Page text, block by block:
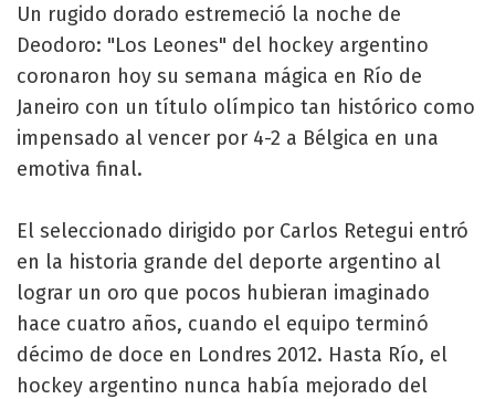
Un rugido dorado estremeció la noche de
Deodoro: "Los Leones" del hockey argentino
coronaron hoy su semana mágica en Río de
Janeiro con un título olímpico tan histórico como
impensado al vencer por 4-2 a Bélgica en una
emotiva final.
El seleccionado dirigido por Carlos Retegui entró
en la historia grande del deporte argentino al
lograr un oro que pocos hubieran imaginado
hace cuatro años, cuando el equipo terminó
décimo de doce en Londres 2012. Hasta Río, el
hockey argentino nunca había mejorado del